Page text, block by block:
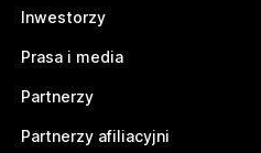
Inwestorzy
Prasa i media
Partnerzy
Partnerzy afiliacyjni